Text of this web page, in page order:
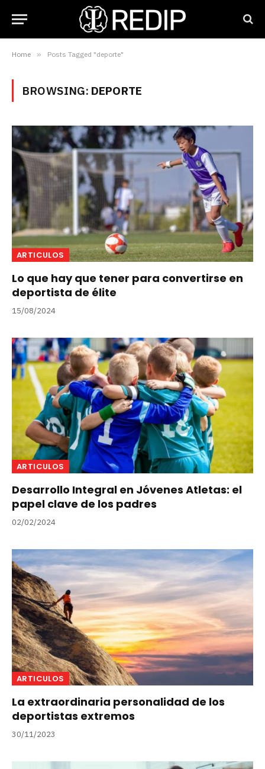
Home » Posts Tagged "deporte"
BROWSING: DEPORTE
ARTICULOS
Lo que hay que tener para convertirse en
deportista de élite
15/08/2024
ARTICULOS
Desarrollo Integral en Jóvenes Atletas: el
papel clave de los padres
02/02/2024
ARTICULOS
La extraordinaria personalidad de los
deportistas extremos
30/11/2023